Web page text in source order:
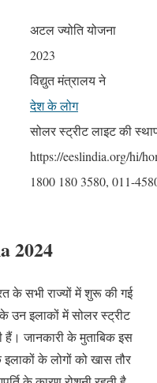
अटल ज्योति योजना
2023
विद्युत मंत्रालय ने
देश के लोग
सोलर स्ट्रीट लाइट की
https://eeslindia.org/hi/
1800 180 3580, 011-
2024
के सभी राज्यों में शुरू की गई
उन इलाकों में सोलर स्ट्रीट
हैं। जानकारी के मुताबिक इस
के लोगों को खास तौर